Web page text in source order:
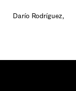
Darío Rodríguez,